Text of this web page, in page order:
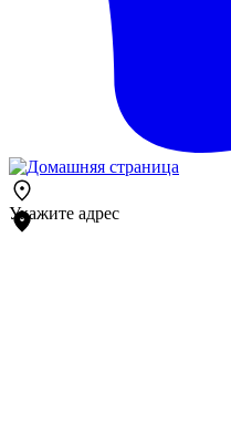
Укажите адрес